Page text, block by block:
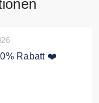
Rabatt ❤️